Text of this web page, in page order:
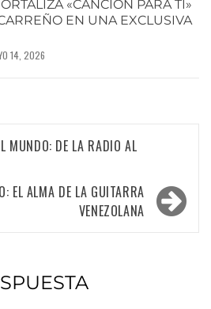
«CANCIÓN PARA TI»
EN UNA EXCLUSIVA
14, 2026
MUNDO: DE LA RADIO AL
EL ALMA DE LA GUITARRA
VENEZOLANA